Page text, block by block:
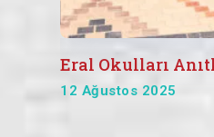
Eral Okulları
12 Ağustos 2025